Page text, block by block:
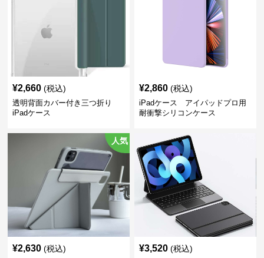
¥2,660 (税込)
透明背面カバー付き三つ折り
iPadケース
¥2,860 (税込)
iPadケース アイパッドプロ用
耐衝撃シリコンケース
人気
¥2,630 (税込) ¥3,520 (税込)